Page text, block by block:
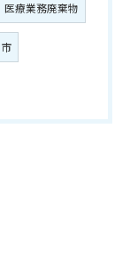
医療業務廃棄物